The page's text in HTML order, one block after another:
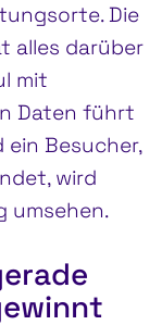
Die
alles darüber
mit
Daten führt
ein Besucher,
wird
umsehen.